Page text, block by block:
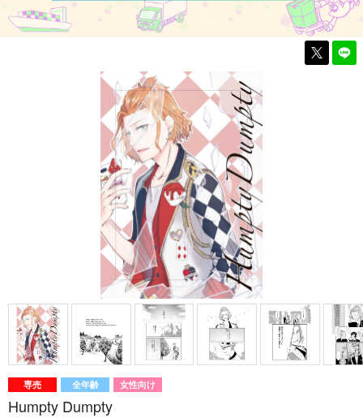
専売 全年齢 女性向け
Humpty Dumpty